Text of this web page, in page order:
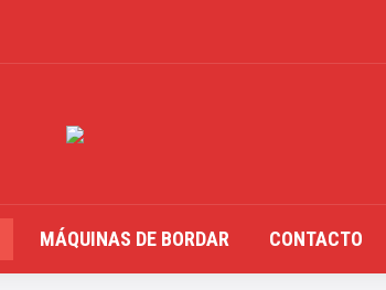
MÁQUINAS DE BORDAR CONTACTO